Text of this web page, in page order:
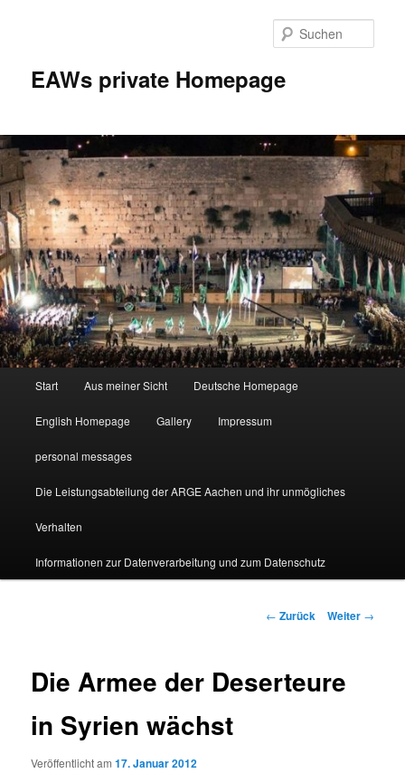
EAWs private Homepage
Start Aus meiner Sicht Deutsche Homepage
English Homepage Gallery Impressum
personal messages
Die Leistungsabteilung der ARGE Aachen und ihr unmögliches
Verhalten
Informationen zur Datenverarbeitung und zum Datenschutz
Beitragsnavigation
← Zurück Weiter →
Die Armee der Deserteure
in Syrien wächst
Veröffentlicht am17. Januar 2012